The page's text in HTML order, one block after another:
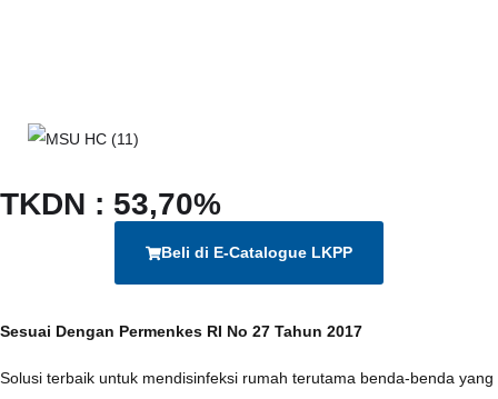
TKDN : 53,70%
Beli di E-Catalogue LKPP
Sesuai Dengan Permenkes RI No 27 Tahun 2017
Solusi terbaik untuk mendisinfeksi rumah terutama benda-benda yang